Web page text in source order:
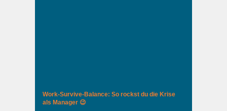
Work-Survive-Balance: So rockst du die Krise
als Manager 😉